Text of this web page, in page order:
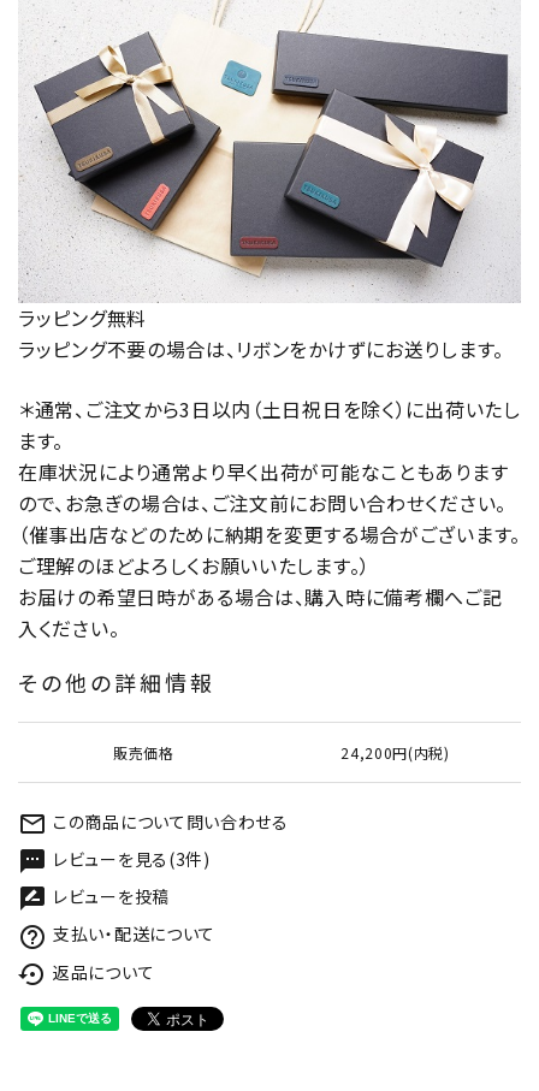
ラッピング無料
ラッピング不要の場合は、リボンをかけずにお送りします。
＊通常、ご注文から3日以内（土日祝日を除く）に出荷いたし
ます。
在庫状況により通常より早く出荷が可能なこともあります
ので、お急ぎの場合は、ご注文前にお問い合わせください。
（催事出店などのために納期を変更する場合がございます。
ご理解のほどよろしくお願いいたします。）
お届けの希望日時がある場合は、購入時に備考欄へご記
入ください。
その他の詳細情報
販売価格 24,200円(内税)
mail_outline この商品について問い合わせる
textsms レビューを見る(3件)
rate_review レビューを投稿
help_outline 支払い・配送について
settings_backup_restore 返品について